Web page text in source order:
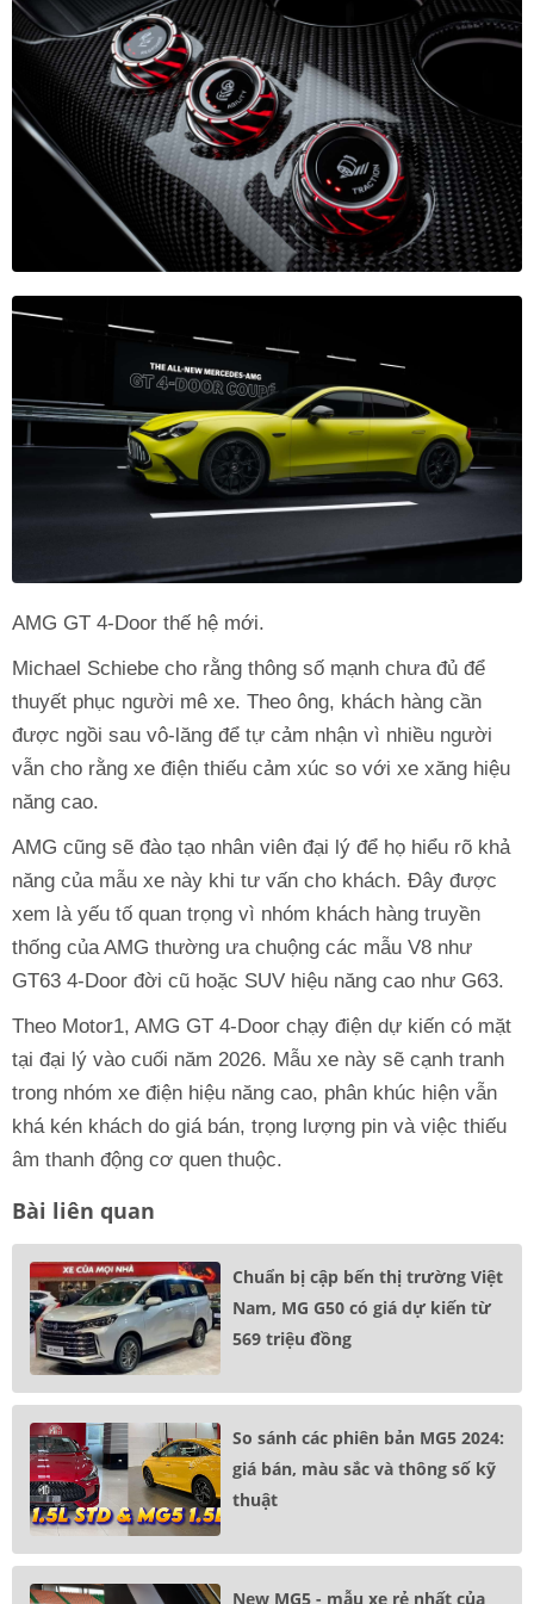
AMG GT 4-Door thế hệ mới.
Michael Schiebe cho rằng thông số mạnh chưa đủ để
thuyết phục người mê xe. Theo ông, khách hàng cần
được ngồi sau vô-lăng để tự cảm nhận vì nhiều người
vẫn cho rằng xe điện thiếu cảm xúc so với xe xăng hiệu
năng cao.
AMG cũng sẽ đào tạo nhân viên đại lý để họ hiểu rõ khả
năng của mẫu xe này khi tư vấn cho khách. Đây được
xem là yếu tố quan trọng vì nhóm khách hàng truyền
thống của AMG thường ưa chuộng các mẫu V8 như
GT63 4-Door đời cũ hoặc SUV hiệu năng cao như G63.
Theo Motor1, AMG GT 4-Door chạy điện dự kiến có mặt
tại đại lý vào cuối năm 2026. Mẫu xe này sẽ cạnh tranh
trong nhóm xe điện hiệu năng cao, phân khúc hiện vẫn
khá kén khách do giá bán, trọng lượng pin và việc thiếu
âm thanh động cơ quen thuộc.
Bài liên quan
Chuẩn bị cập bến thị trường Việt
Nam, MG G50 có giá dự kiến từ
569 triệu đồng
So sánh các phiên bản MG5 2024:
giá bán, màu sắc và thông số kỹ
thuật
New MG5 - mẫu xe rẻ nhất của